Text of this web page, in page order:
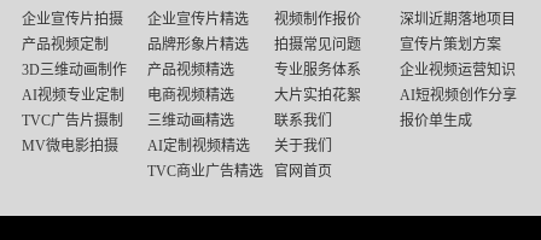
企业宣传片拍摄
产品视频定制
3D三维动画制作
AI视频专业定制
TVC广告片摄制
MV微电影拍摄
企业宣传片精选
品牌形象片精选
产品视频精选
电商视频精选
三维动画精选
AI定制视频精选
TVC商业广告精选
视频制作报价
拍摄常见问题
专业服务体系
大片实拍花絮
联系我们
关于我们
官网首页
深圳近期落地项目
宣传片策划方案
企业视频运营知识
AI短视频创作分享
报价单生成